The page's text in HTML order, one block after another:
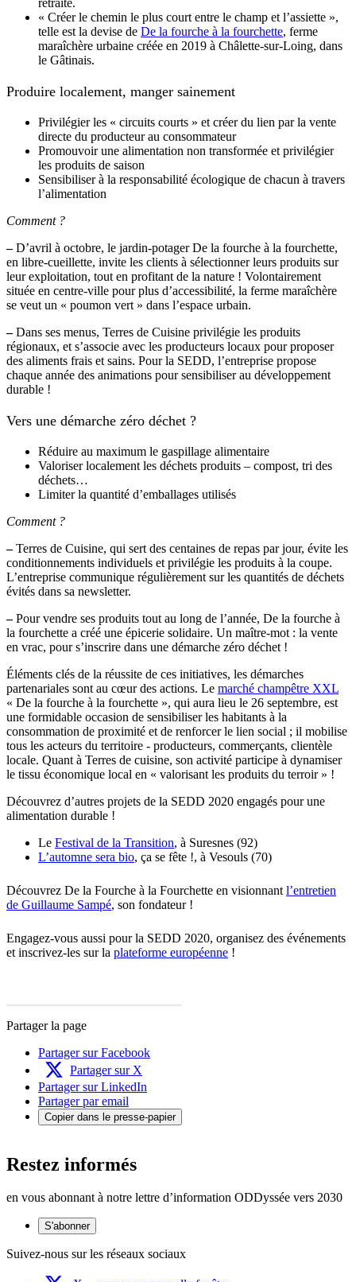
« Créer le chemin le plus court entre le champ et l’assiette »,
telle est la devise de De la fourche à la fourchette, ferme
maraîchère urbaine créée en 2019 à Châlette-sur-Loing, dans
le Gâtinais.
Produire localement, manger sainement
Privilégier les « circuits courts » et créer du lien par la vente
directe du producteur au consommateur
Promouvoir une alimentation non transformée et privilégier
les produits de saison
Sensibiliser à la responsabilité écologique de chacun à travers
l’alimentation
Comment ?
–D’avril à octobre, le jardin-potager De la fourche à la fourchette,
en libre-cueillette, invite les clients à sélectionner leurs produits sur
leur exploitation, tout en profitant de la nature ! Volontairement
située en centre-ville pour plus d’accessibilité, la ferme maraîchère
se veut un « poumon vert » dans l’espace urbain.
–Dans ses menus, Terres de Cuisine privilégie les produits
régionaux, et s’associe avec les producteurs locaux pour proposer
des aliments frais et sains. Pour la SEDD, l’entreprise propose
chaque année des animations pour sensibiliser au développement
durable !
Vers une démarche zéro déchet ?
Réduire au maximum le gaspillage alimentaire
Valoriser localement les déchets produits – compost, tri des
déchets…
Limiter la quantité d’emballages utilisés
Comment ?
–Terres de Cuisine, qui sert des centaines de repas par jour, évite les
conditionnements individuels et privilégie les produits à la coupe.
L’entreprise communique régulièrement sur les quantités de déchets
évités dans sa newsletter.
–Pour vendre ses produits tout au long de l’année, De la fourche à
la fourchette a créé une épicerie solidaire. Un maître-mot : la vente
en vrac, pour s’inscrire dans une démarche zéro déchet !
Éléments clés de la réussite de ces initiatives, les démarches
partenariales sont au cœur des actions. Le marché champêtre XXL
« De la fourche à la fourchette », qui aura lieu le 26 septembre, est
une formidable occasion de sensibiliser les habitants à la
consommation de proximité et de renforcer le lien social ; il mobilise
tous les acteurs du territoire - producteurs, commerçants, clientèle
locale. Quant à Terres de cuisine, son activité participe à dynamiser
le tissu économique local en « valorisant les produits du terroir » !
Découvrez d’autres projets de la SEDD 2020 engagés pour une
alimentation durable !
Le Festival de la Transition, à Suresnes (92)
L’automne sera bio, ça se fête !, à Vesouls (70)
Découvrez De la Fourche à la Fourchette en visionnant l’entretien
de Guillaume Sampé, son fondateur !
Engagez-vous aussi pour la SEDD 2020, organisez des événements
et inscrivez-les sur la plateforme européenne !
Partager la page
Partager sur Facebook
Partager sur X
Partager sur LinkedIn
Partager par email
Copier dans le presse-papier
Restez informés
en vous abonnant à notre lettre d’information ODDyssée vers 2030
S'abonner
Suivez-nous sur les réseaux sociaux